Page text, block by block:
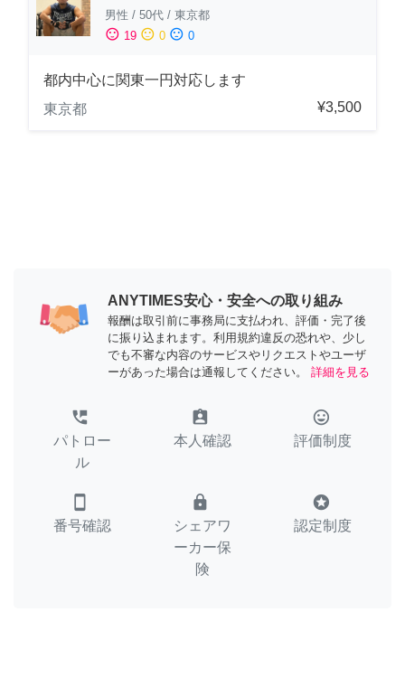
男性 / 50代 / 東京都
sentiment_satisfied 19 sentiment_neutral 0 sentiment_dissatisfied 0
都内中心に関東一円対応します
東京都
¥3,500
ANYTIMES安心・安全への取り組み
報酬は取引前に事務局に支払われ、評価・完了後
に振り込まれます。利用規約違反の恐れや、少し
でも不審な内容のサービスやリクエストやユーザ
ーがあった場合は通報してください。
詳細を見る
perm_phone_msg
パトロー
ル
assignment_ind
本人確認
tag_faces
評価制度
smartphone
番号確認
lock
シェアワ
ーカー保
険
stars
認定制度